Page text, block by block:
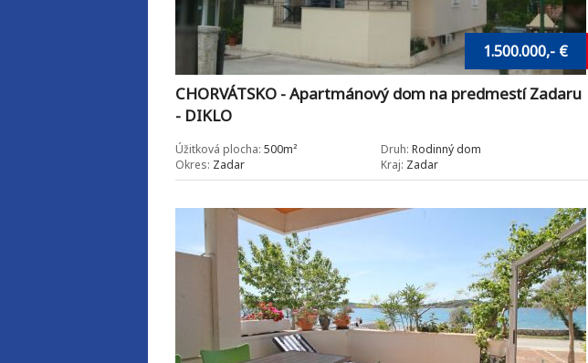
CHORVÁTSKO - Apartmánový dom na predmestí Zadaru
- DIKLO
1.500.000,- €
Úžitková plocha: 500m² Druh: Rodinný dom
Okres: Zadar Kraj: Zadar